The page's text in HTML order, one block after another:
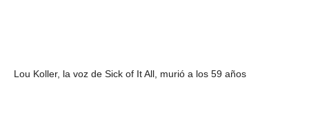
Lou Koller, la voz de Sick of It All, murió a los 59 años